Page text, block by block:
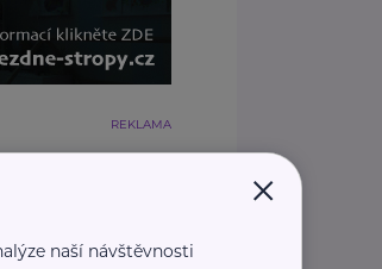
REKLAMA
×
naší návštěvnosti